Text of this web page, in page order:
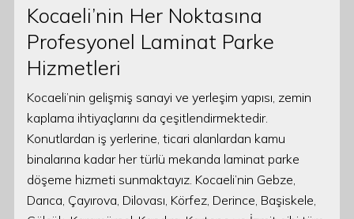
Kocaeli’nin Her Noktasına
Profesyonel Laminat Parke
Hizmetleri
Kocaeli’nin gelişmiş sanayi ve yerleşim yapısı, zemin
kaplama ihtiyaçlarını da çeşitlendirmektedir.
Konutlardan iş yerlerine, ticari alanlardan kamu
binalarına kadar her türlü mekanda laminat parke
döşeme hizmeti sunmaktayız. Kocaeli’nin Gebze,
Darıca, Çayırova, Dilovası, Körfez, Derince, Başiskele,